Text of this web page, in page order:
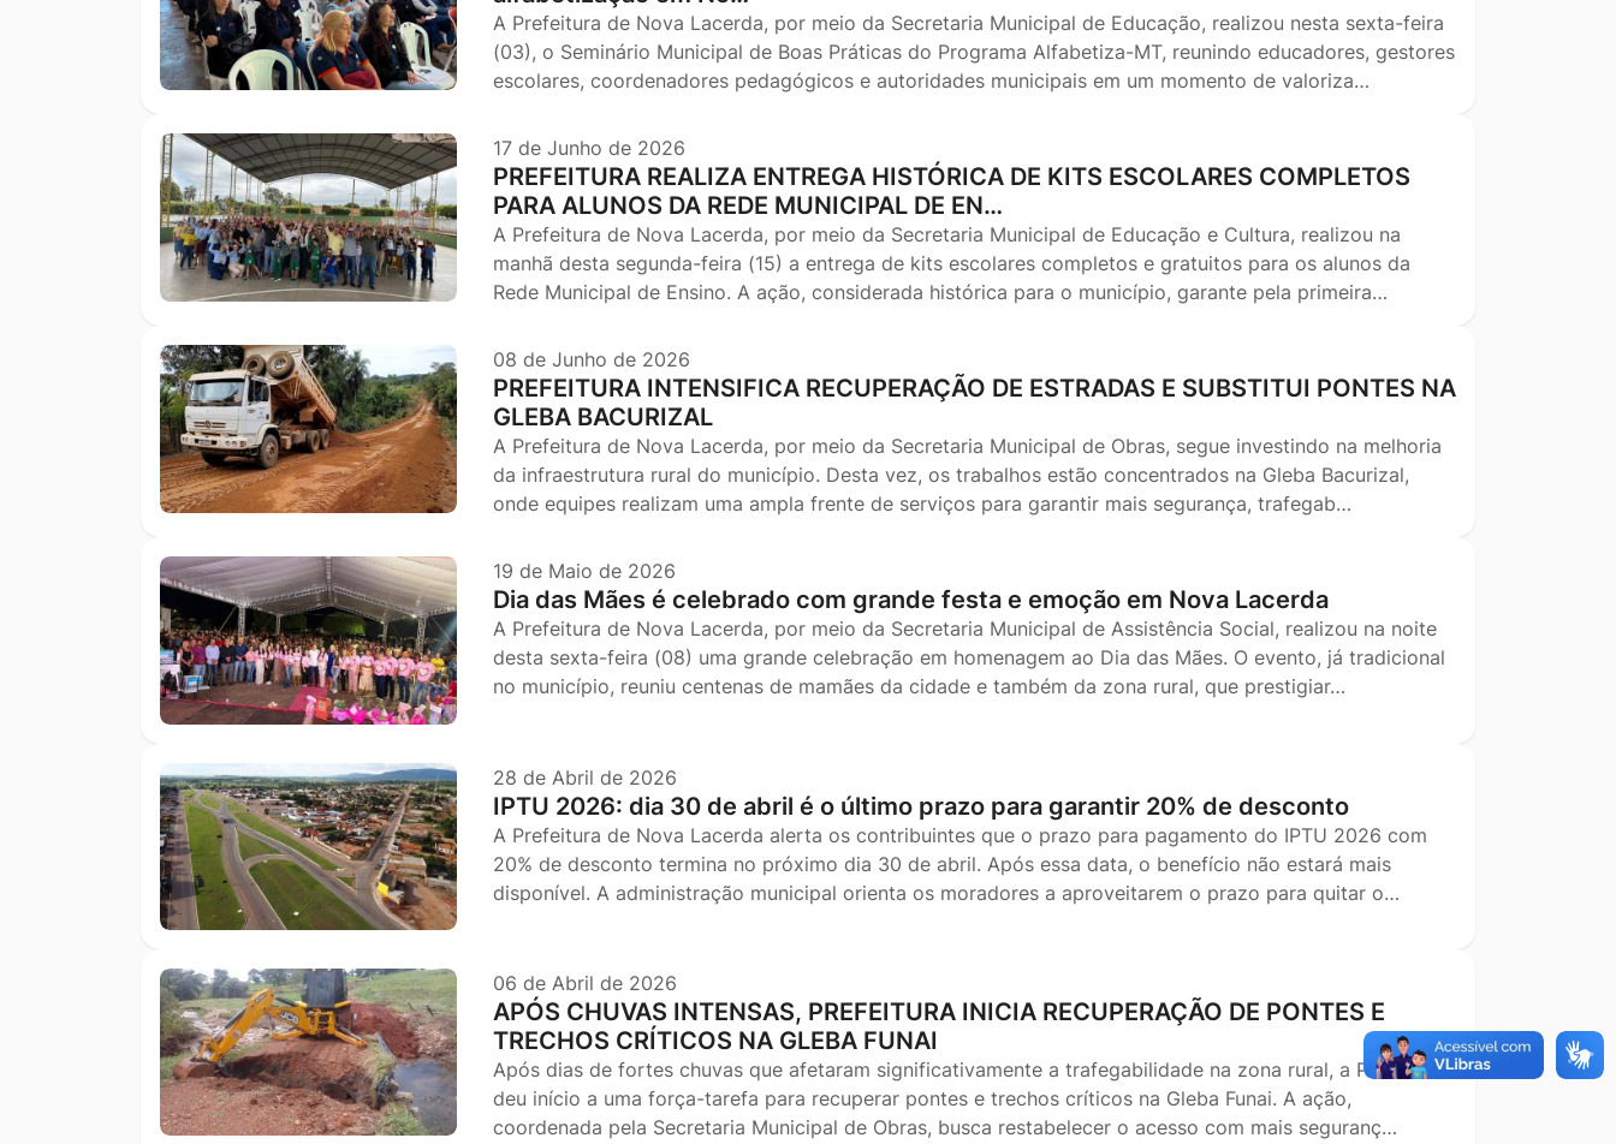
A Prefeitura de Nova Lacerda, por meio da Secretaria Municipal de Educação, realizou nesta sexta-feira
(03), o Seminário Municipal de Boas Práticas do Programa Alfabetiza-MT, reunindo educadores, gestores
escolares, coordenadores pedagógicos e autoridades municipais em um momento de valoriza…
17 de Junho de 2026
PREFEITURA REALIZA ENTREGA HISTÓRICA DE KITS ESCOLARES COMPLETOS
PARA ALUNOS DA REDE MUNICIPAL DE EN…
A Prefeitura de Nova Lacerda, por meio da Secretaria Municipal de Educação e Cultura, realizou na
manhã desta segunda-feira (15) a entrega de kits escolares completos e gratuitos para os alunos da
Rede Municipal de Ensino. A ação, considerada histórica para o município, garante pela primeira…
08 de Junho de 2026
PREFEITURA INTENSIFICA RECUPERAÇÃO DE ESTRADAS E SUBSTITUI PONTES NA
GLEBA BACURIZAL
A Prefeitura de Nova Lacerda, por meio da Secretaria Municipal de Obras, segue investindo na melhoria
da infraestrutura rural do município. Desta vez, os trabalhos estão concentrados na Gleba Bacurizal,
onde equipes realizam uma ampla frente de serviços para garantir mais segurança, trafegab…
19 de Maio de 2026
Dia das Mães é celebrado com grande festa e emoção em Nova Lacerda
A Prefeitura de Nova Lacerda, por meio da Secretaria Municipal de Assistência Social, realizou na noite
desta sexta-feira (08) uma grande celebração em homenagem ao Dia das Mães. O evento, já tradicional
no município, reuniu centenas de mamães da cidade e também da zona rural, que prestigiar…
28 de Abril de 2026
IPTU 2026: dia 30 de abril é o último prazo para garantir 20% de desconto
A Prefeitura de Nova Lacerda alerta os contribuintes que o prazo para pagamento do IPTU 2026 com
20% de desconto termina no próximo dia 30 de abril. Após essa data, o benefício não estará mais
disponível. A administração municipal orienta os moradores a aproveitarem o prazo para quitar o…
06 de Abril de 2026
APÓS CHUVAS INTENSAS, PREFEITURA INICIA RECUPERAÇÃO DE PONTES E
TRECHOS CRÍTICOS NA GLEBA FUNAI
Após dias de fortes chuvas que afetaram significativamente a trafegabilidade na zona rural, a Prefeitura
deu início a uma força-tarefa para recuperar pontes e trechos críticos na Gleba Funai. A ação,
coordenada pela Secretaria Municipal de Obras, busca restabelecer o acesso com mais seguranç…